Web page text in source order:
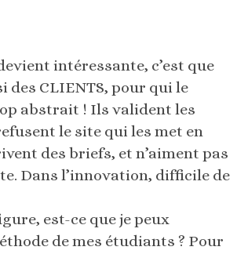
intéressante, c’est que
des CLIENTS, pour qui le
abstrait ! Ils valident les
le site qui les met en
des briefs, et n’aiment pas
Dans l’innovation, difficile de
est-ce que je peux
de mes étudiants ? Pour